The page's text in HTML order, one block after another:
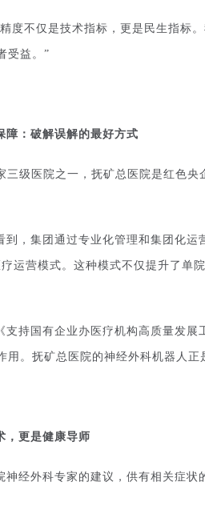
度不仅是技术指标，更是民生指标
受益。”
障：破解误解的最好方式
三级医院之一，抚矿总医院是红色央
到，集团通过专业化管理和集团化运
运营模式。这种模式不仅提升了单
支持国有企业办医疗机构高质量发展
用。抚矿总医院的神经外科机器人正
，更是健康导师
神经外科专家的建议，供有相关症状